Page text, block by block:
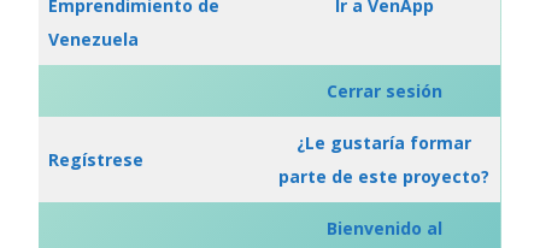
Emprendimiento de
Venezuela
Ir a VenApp
Cerrar sesión
Regístrese
¿Le gustaría formar
parte de este proyecto?
Bienvenido al